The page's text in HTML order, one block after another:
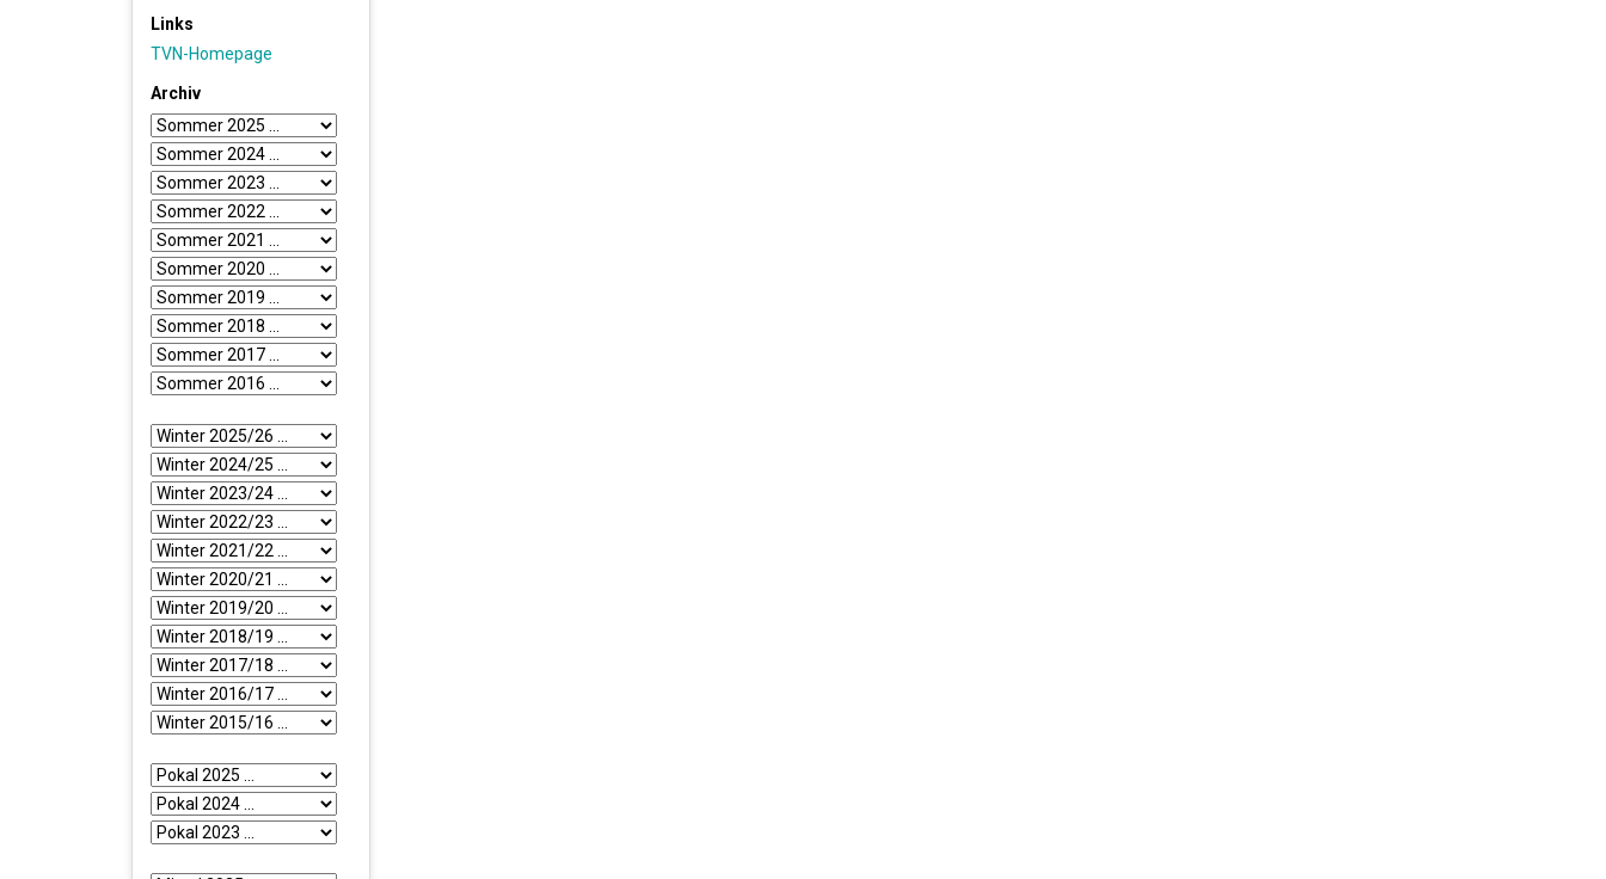
Links
TVN-Homepage
Archiv